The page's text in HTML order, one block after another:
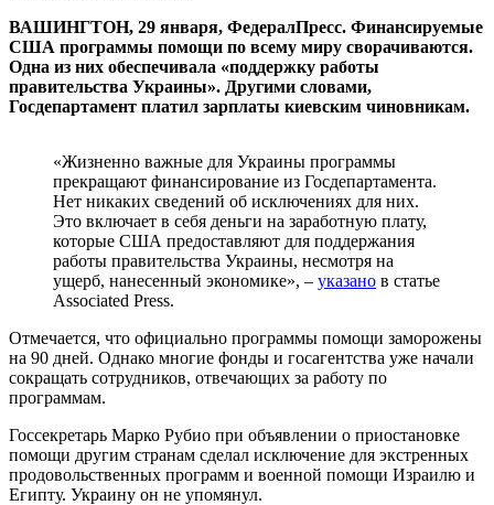
ВАШИНГТОН, 29 января, ФедералПресс. Финансируемые
США программы помощи по всему миру сворачиваются.
Одна из них обеспечивала «поддержку работы
правительства Украины». Другими словами,
Госдепартамент платил зарплаты киевским чиновникам.
«Жизненно важные для Украины программы
прекращают финансирование из Госдепартамента.
Нет никаких сведений об исключениях для них.
Это включает в себя деньги на заработную плату,
которые США предоставляют для поддержания
работы правительства Украины, несмотря на
ущерб, нанесенный экономике», – указано в статье
Associated Press.
Отмечается, что официально программы помощи заморожены
на 90 дней. Однако многие фонды и госагентства уже начали
сокращать сотрудников, отвечающих за работу по
программам.
Госсекретарь Марко Рубио при объявлении о приостановке
помощи другим странам сделал исключение для экстренных
продовольственных программ и военной помощи Израилю и
Египту. Украину он не упомянул.